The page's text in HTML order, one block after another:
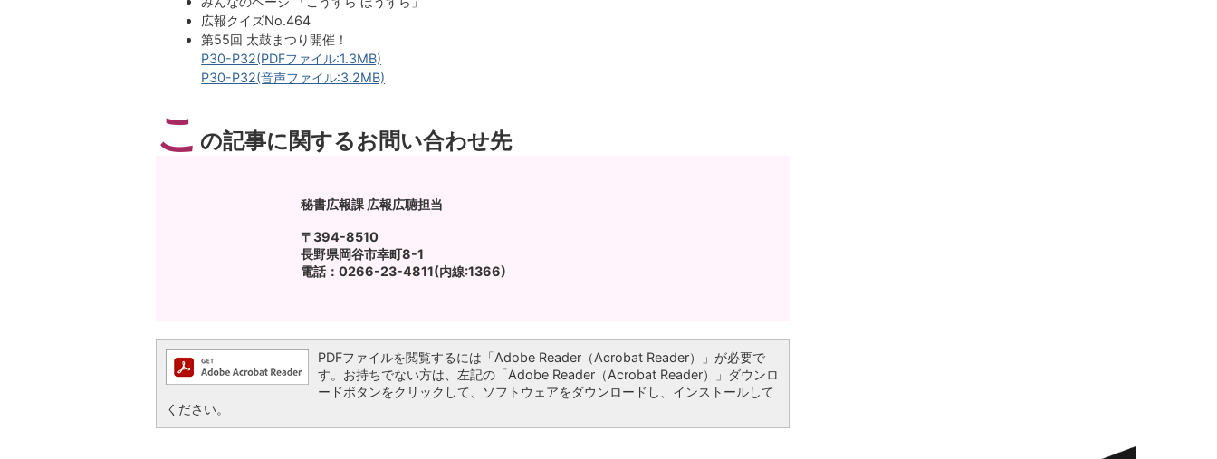
広報クイズNo.464
第55回 太鼓まつり開催！
P30-P32(PDFファイル:1.3MB)
P30-P32(音声ファイル:3.2MB)
こ の記事に関するお問い合わせ先
秘書広報課 広報広聴担当
〒394-8510
長野県岡谷市幸町8-1
電話：0266-23-4811(内線:1366)
PDFファイルを閲覧するには「Adobe Reader（Acrobat Reader）」が必要で
す。お持ちでない方は、左記の「Adobe Reader（Acrobat Reader）」ダウンロ
ードボタンをクリックして、ソフトウェアをダウンロードし、インストールして
ください。